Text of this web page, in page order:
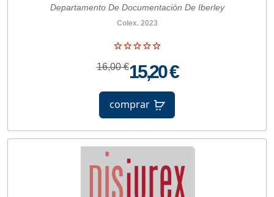
Departamento De Documentación De Iberley
Colex. 2023
16,00 €15,20 €
comprar